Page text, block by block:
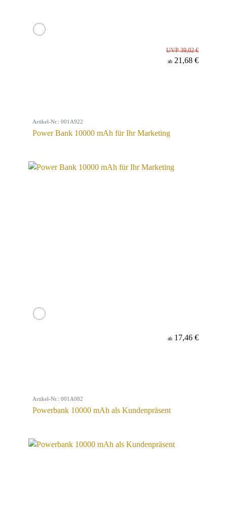
UVP 39,02 €
ab 21,68 €
Artikel-Nr.: 001A922
Power Bank 10000 mAh für Ihr Marketing
ab 17,46 €
Artikel-Nr.: 001A082
Powerbank 10000 mAh als Kundenpräsent